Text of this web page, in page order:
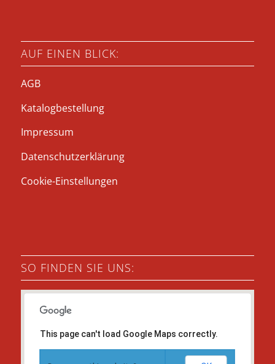
AUF EINEN BLICK:
AGB
Katalogbestellung
Impressum
Datenschutzerklärung
Cookie-Einstellungen
SO FINDEN SIE UNS:
This page can't load Google Maps correctly.